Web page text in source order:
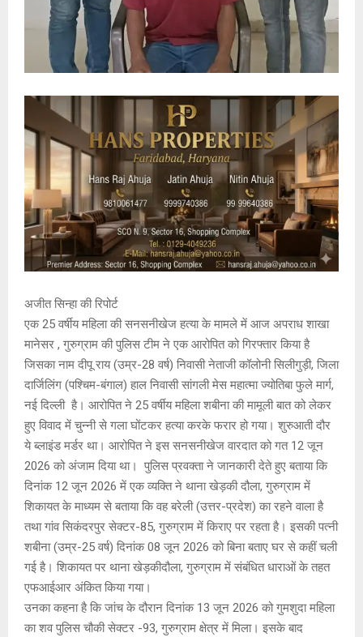
अजीत सिन्हा की रिपोर्ट
एक 25 वर्षीय महिला की सनसनीखेज हत्या के मामले में आज अपराध शाखा
मानेसर , गुरुग्राम की पुलिस टीम ने एक आरोपित को गिरफ्तार किया है
जिसका नाम दीपू राय (उम्र-28 वर्ष) निवासी नेताजी कॉलोनी सिलीगुड़ी, जिला
दार्जिलिंग (पश्चिम-बंगाल) हाल निवासी सांगली मेस महात्मा ज्योतिबा फुले मार्ग,
नई दिल्ली है। आरोपित ने 25 वर्षीय महिला शबीना की मामूली बात को लेकर
हुए विवाद में चुन्नी से गला घोंटकर हत्या करके फरार हो गया। शुरुआती दौर
ये ब्लाइंड मर्डर था। आरोपित ने इस सनसनीखेज वारदात को गत 12 जून
2026 को अंजाम दिया था। पुलिस प्रवक्ता ने जानकारी देते हुए बताया कि
दिनांक 12 जून 2026 में एक व्यक्ति ने थाना खेड़की दौला, गुरुग्राम में
शिकायत के माध्यम से बताया कि वह बरेली (उत्तर-प्रदेश) का रहने वाला है
तथा गांव सिकंदरपुर सेक्टर-85, गुरुग्राम में किराए पर रहता है। इसकी पत्नी
शबीना (उम्र-25 वर्ष) दिनांक 08 जून 2026 को बिना बताए घर से कहीं चली
गई है। शिकायत पर थाना खेड़कीदौला, गुरुग्राम में संबंधित धाराओं के तहत
एफआईआर अंकित किया गया।
उनका कहना है कि जांच के दौरान दिनांक 13 जून 2026 को गुमशुदा महिला
का शव पुलिस चौकी सेक्टर -93, गुरुग्राम क्षेत्र में मिला। इसके बाद